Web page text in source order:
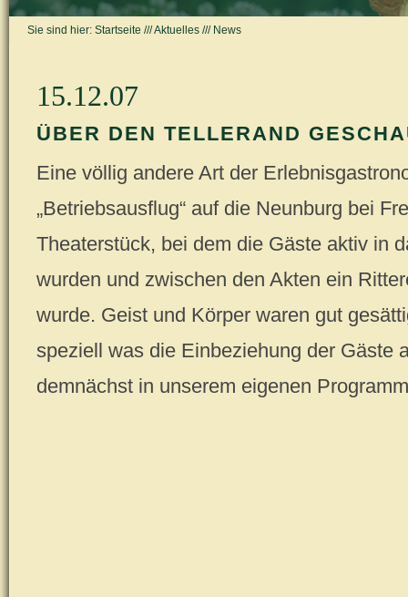
Sie sind hier: Startseite ///Aktuelles /// News
15.12.07
ÜBER DEN TELLERAND
Eine völlig andere Art der
„Betriebsausflug“ auf die Neunburg bei
Theaterstück, bei dem die Gäste aktiv in
wurden und zwischen den Akten ein
wurde. Geist und Körper waren gut
speziell was die Einbeziehung der Gäste
demnächst in unserem eigenen